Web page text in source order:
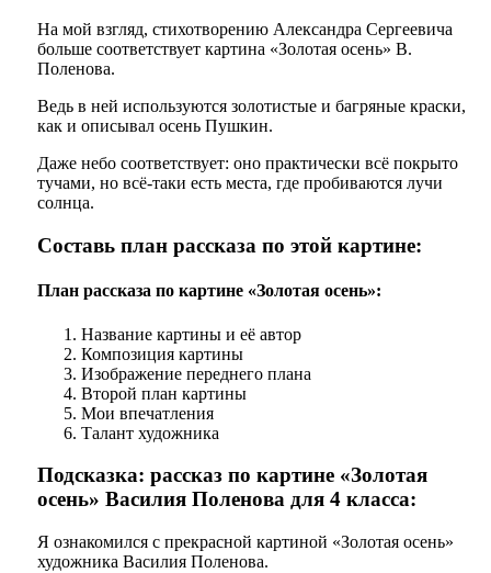
На мой взгляд, стихотворению Александра Сергеевича
больше соответствует картина «Золотая осень» В.
Поленова.
Ведь в ней используются золотистые и багряные краски,
как и описывал осень Пушкин.
Даже небо соответствует: оно практически всё покрыто
тучами, но всё-таки есть места, где пробиваются лучи
солнца.
Составь план рассказа по этой картине:
План рассказа по картине «Золотая осень»:
Название картины и её автор
Композиция картины
Изображение переднего плана
Второй план картины
Мои впечатления
Талант художника
Подсказка: рассказ по картине «Золотая
осень» Василия Поленова для 4 класса:
Я ознакомился с прекрасной картиной «Золотая осень»
художника Василия Поленова.